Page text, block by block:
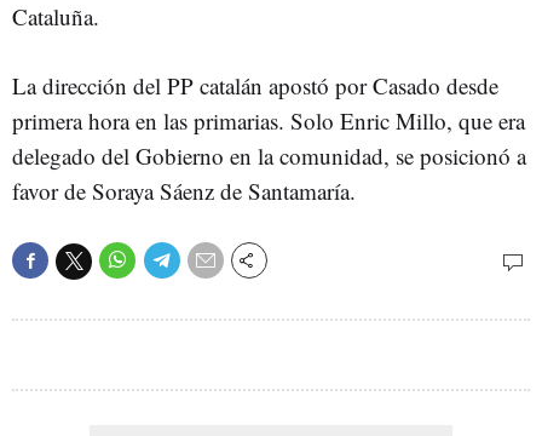
Cataluña.
La dirección del PP catalán apostó por Casado desde
primera hora en las primarias. Solo Enric Millo, que era
delegado del Gobierno en la comunidad, se posicionó a
favor de Soraya Sáenz de Santamaría.